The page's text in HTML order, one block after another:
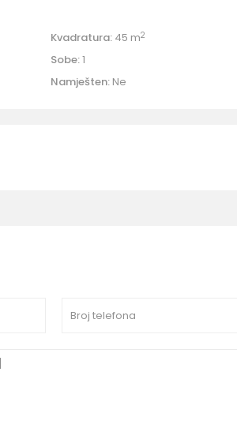
Kvadratura: 45 m2
Sobe:1
Namješten: Ne